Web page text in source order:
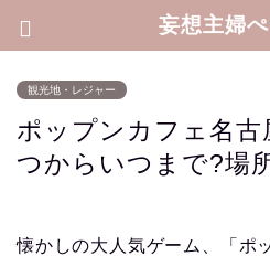
妄想主婦
観光地・レジャー
ポップンカフェ名古
つからいつまで?場
懐かしの大人気ゲーム、「ポ